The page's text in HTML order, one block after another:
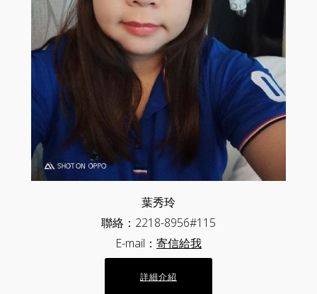
葉秀玲
聯絡：2218-8956#115
E-mail： 寄信給我
詳細介紹